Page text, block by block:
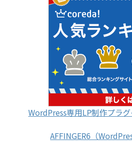
WordPress専用LP制作プラ
AFFINGER6（